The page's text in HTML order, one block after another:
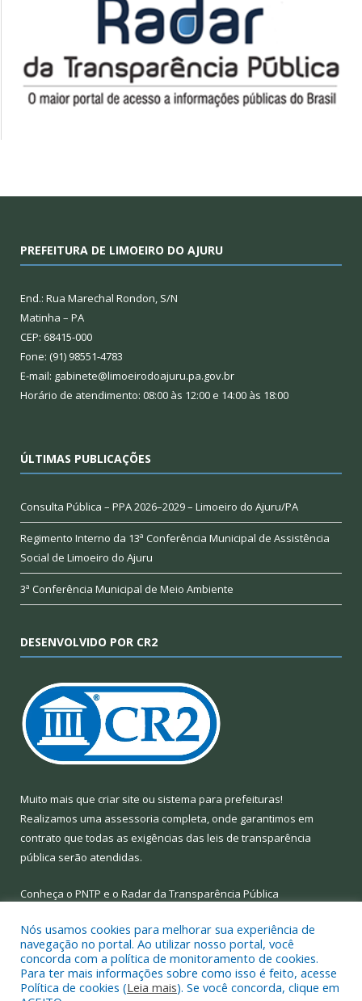
PREFEITURA DE LIMOEIRO DO AJURU
End.: Rua Marechal Rondon, S/N
Matinha – PA
CEP: 68415-000
Fone: (91) 98551-4783
E-mail: gabinete@limoeirodoajuru.pa.gov.br
Horário de atendimento: 08:00 às 12:00 e 14:00 às 18:00
ÚLTIMAS PUBLICAÇÕES
Consulta Pública – PPA 2026–2029 – Limoeiro do Ajuru/PA
Regimento Interno da 13ª Conferência Municipal de Assistência
Social de Limoeiro do Ajuru
3ª Conferência Municipal de Meio Ambiente
DESENVOLVIDO POR CR2
Muito mais que criar site ou sistema para prefeituras!
Realizamos uma assessoria completa, onde garantimos em
contrato que todas as exigências das leis de transparência
pública serão atendidas.
Conheça o PNTP e o Radar da Transparência Pública
Todos os direitos reservados a Prefeitura Municipal de Limoeiro
do Ajuru.
Nós usamos cookies para melhorar sua experiência de
navegação no portal. Ao utilizar nosso portal, você
concorda com a política de monitoramento de cookies.
Para ter mais informações sobre como isso é feito, acesse
Política de cookies (Leia mais). Se você concorda, clique em